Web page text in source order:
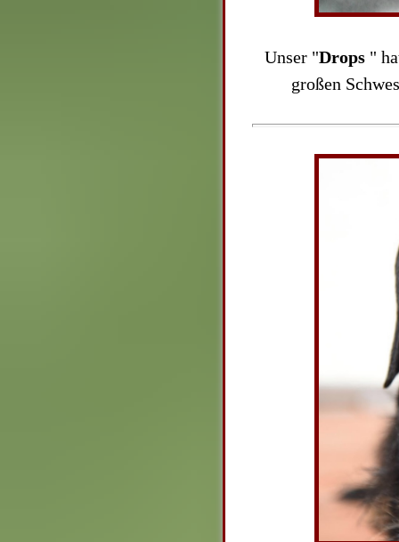
Unser "Drops "
großen